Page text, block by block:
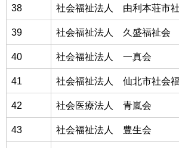
38 社会福祉法人 由利本荘市
39 社会福祉法人 久盛福祉会
40 社会福祉法人 一真会
41 社会福祉法人 仙北市社会
42 社会医療法人 青嵐会
43 社会福祉法人 豊生会